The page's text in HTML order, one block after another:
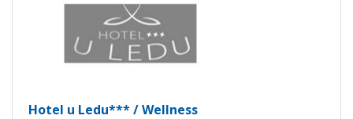
Hotel u Ledu*** / Wellness